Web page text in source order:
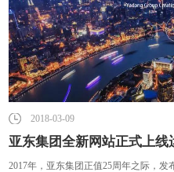
2018-03-09
亚东集团全新网站正式上线
2017年，亚东集团正值25周年之际，发